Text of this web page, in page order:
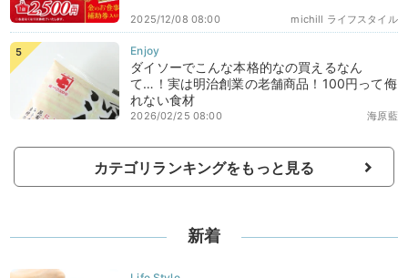
michill ライフスタイル
2025/12/08 08:00
ダイソーでこんな本格的なの買えるなん
て…！実は明治創業の老舗商品！100円って侮
れない食材
海原藍
2026/02/25 08:00
カテゴリランキングをもっと見る
新着